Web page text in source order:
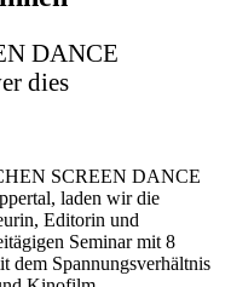
DANCE
dies
SCREEN DANCE
laden wir die
Editorin und
Seminar mit 8
dem Spannungsverhältnis